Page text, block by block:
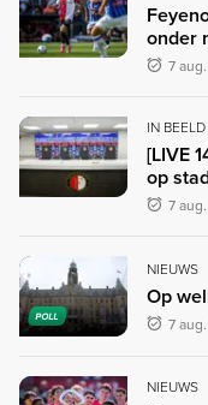
onder
7
IN BEELD
[LIVE
op
7
POLL
NIEUWS
Op
7
NIEUWS